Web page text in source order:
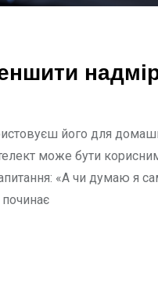
його для
може бути
«А чи думаю я